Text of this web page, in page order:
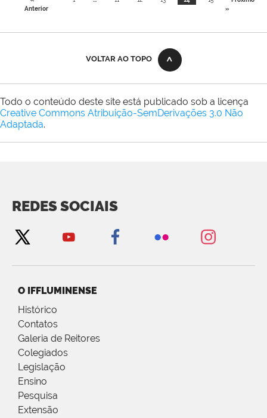
Anterior
»
VOLTAR AO TOPO
Todo o conteúdo deste site está publicado sob a licença
Creative Commons Atribuição-SemDerivações 3.0 Não
Adaptada.
REDES SOCIAIS
O IFFLUMINENSE
Histórico
Contatos
Galeria de Reitores
Colegiados
Legislação
Ensino
Pesquisa
Extensão